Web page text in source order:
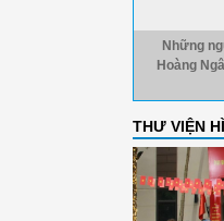
Những
Hoàng
THƯ VIỆN